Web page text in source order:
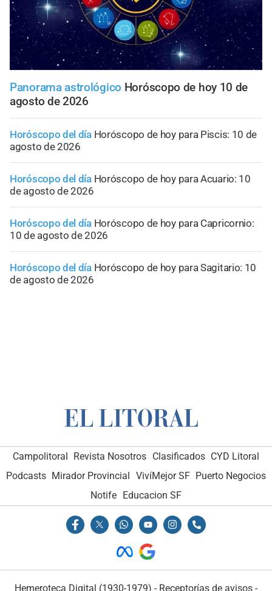
Panorama astrológico Horóscopo de hoy 10 de
agosto de 2026
Horóscopo del día Horóscopo de hoy para Piscis: 10 de
agosto de 2026
Horóscopo del día Horóscopo de hoy para Acuario: 10
de agosto de 2026
Horóscopo del día Horóscopo de hoy para Capricornio:
10 de agosto de 2026
Horóscopo del día Horóscopo de hoy para Sagitario: 10
de agosto de 2026
Campolitoral Revista Nosotros Clasificados CYD Litoral
Podcasts Mirador Provincial VivíMejor SF Puerto Negocios
Notife Educacion SF
Hemeroteca Digital (1930-1979) - Receptorías de avisos -